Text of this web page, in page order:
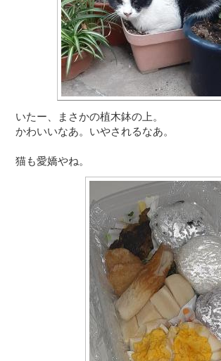
いたー、まさかの植木鉢の上。
かわいいなあ。いやされるなあ。
猫も愛嬌やね。